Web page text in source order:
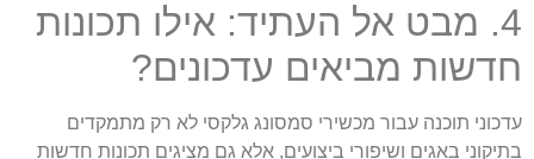
4. מבט אל העתיד: אילו תכונות
חדשות מביאים עדכונים?
עדכוני תוכנה עבור מכשירי סמסונג גלקסי לא רק מתמקדים
בתיקוני באגים ושיפורי ביצועים, אלא גם מציגים תכונות חדשות